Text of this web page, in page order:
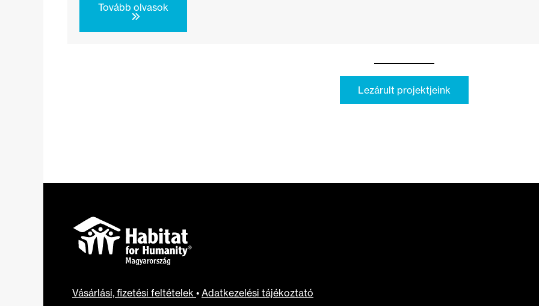
Tovább olvasok
Lezárult projektjeink
Vásárlási, fizetési feltételek • Adatkezelési tájékoztató